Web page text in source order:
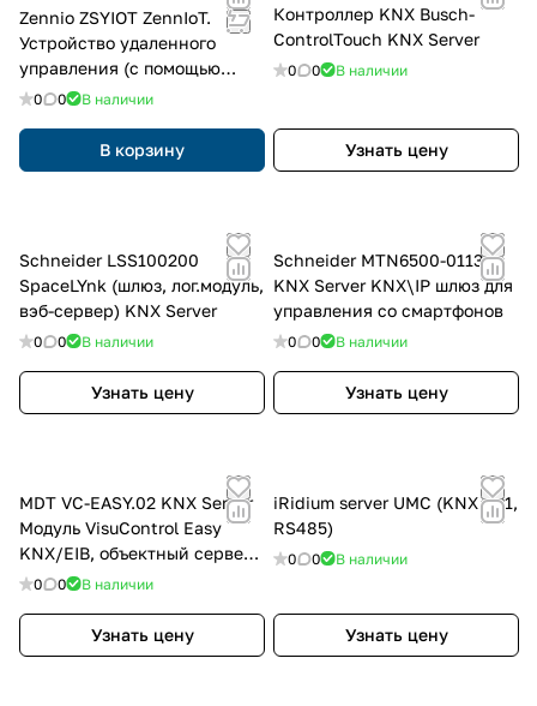
Zennio ZSYIOT ZennIoT.
Устройство удаленного
управления (с помощью
Zennio Remote) со
0 0 В наличии
В корзину
Контроллер KNX Busch-
ControlTouch KNX Server
0 0 В наличии
Узнать цену
Schneider LSS100200
SpaceLYnk (шлюз, лог.модуль,
вэб-сервер) KNX Server
0 0 В наличии
Узнать цену
Schneider MTN6500-0113
KNX Server KNX\IP шлюз для
управления со смартфонов
0 0 В наличии
Узнать цену
MDT VC-EASY.02 KNX Server
Модуль VisuControl Easy
KNX/EIB, объектный сервер
на 250 точек управления
0 0 В наличии
Узнать цену
iRidium server UMC (KNX TP1,
RS485)
0 0 В наличии
Узнать цену